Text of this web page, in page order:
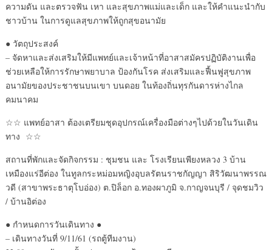
ความดัน และตรวจฟัน เหา และสุขภาพแม่และเด็ก และให้คำแนะนำกับ
ชาวบ้าน ในการดูแลสุขภาพให้ถูกสุขอนามัย
● วัตถุประสงค์
– จัดหาและส่งเสริมให้มีแพทย์และเจ้าหน้าที่อาสาสมัครปฏิบัติงานเพื่อ
ช่วยเหลือให้การรักษาพยาบาล ป้องกันโรค ส่งเสริมและฟื้นฟูสุขภาพ
อนามัยของประชาชนบนเขา บนดอย ในท้องถิ่นทุรกันดารห่างไกล
คมนาคม
☆☆ แพทย์อาสา ต้องเตรียมชุดอุปกรณ์เครื่องมือต่างๆไปด้วยในวันเดิน
ทาง ☆☆
สถานที่พักและจัดกิจกรรม : ชุมชน และ โรงเรียนเพียงหลวง 3 บ้าน
เหมืองแร่อีต่อง ในทูลกระหม่อมหญิงอุบลรัตนราชกัญญา สิริวัฒนาพรรณ
วดี (สาขาพระธาตุโบอ่อง) ต.ปิล็อก อ.ทองผาภูมิ จ.กาญจนบุรี / จุดชมวิว
/ บ้านอิต่อง
● กำหนดการวันเดินทาง ●
– เดินทางวันที่ 9/11/61 (รถตู้ทีมงาน)